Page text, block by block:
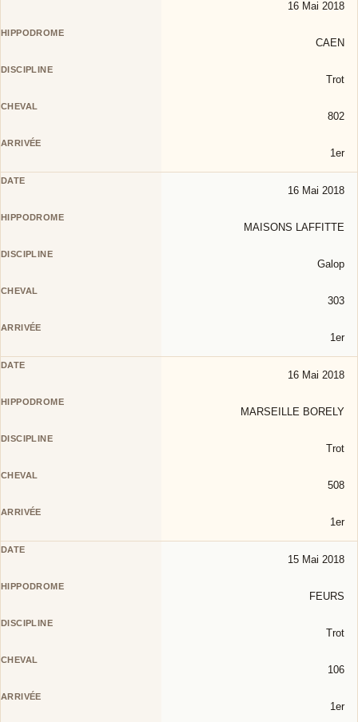
16 Mai 2018
CAEN
Trot
802
1er
16 Mai 2018
MAISONS LAFFITTE
Galop
303
1er
16 Mai 2018
MARSEILLE BORELY
Trot
508
1er
15 Mai 2018
FEURS
Trot
106
1er